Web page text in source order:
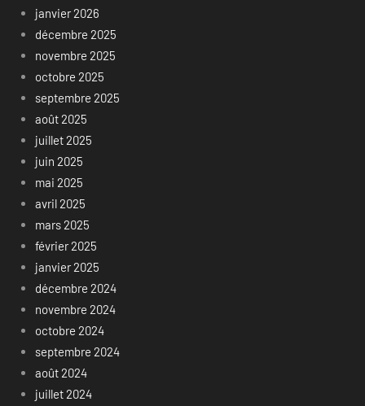
janvier 2026
décembre 2025
novembre 2025
octobre 2025
septembre 2025
août 2025
juillet 2025
juin 2025
mai 2025
avril 2025
mars 2025
février 2025
janvier 2025
décembre 2024
novembre 2024
octobre 2024
septembre 2024
août 2024
juillet 2024